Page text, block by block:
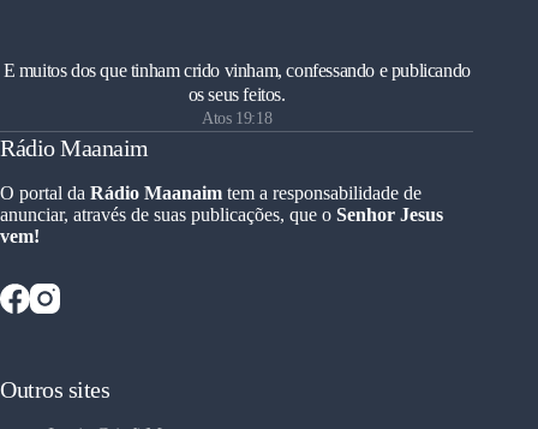
E muitos dos que tinham crido vinham, confessando e publicando
os seus feitos.
Atos 19:18
Rádio Maanaim
O portal da Rádio Maanaim tem a responsabilidade de
anunciar, através de suas publicações, que o Senhor Jesus
vem!
Outros sites